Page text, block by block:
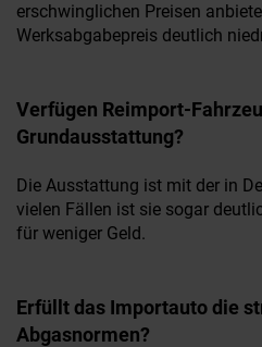
erschwinglichen Preisen
Werksabgabepreis deutlich
Verfügen Reimport-
Grundausstattung?
Die Ausstattung ist mit der in
vielen Fällen ist sie sogar
für weniger Geld.
Erfüllt das Importauto die
Abgasnormen?